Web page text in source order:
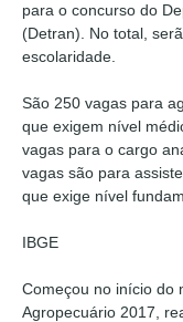
para o concurso do
(Detran). No total,
escolaridade.
São 250 vagas para
que exigem nível
vagas para o cargo
vagas são para
que exige nível
IBGE
Começou no início do
Agropecuário 2017,